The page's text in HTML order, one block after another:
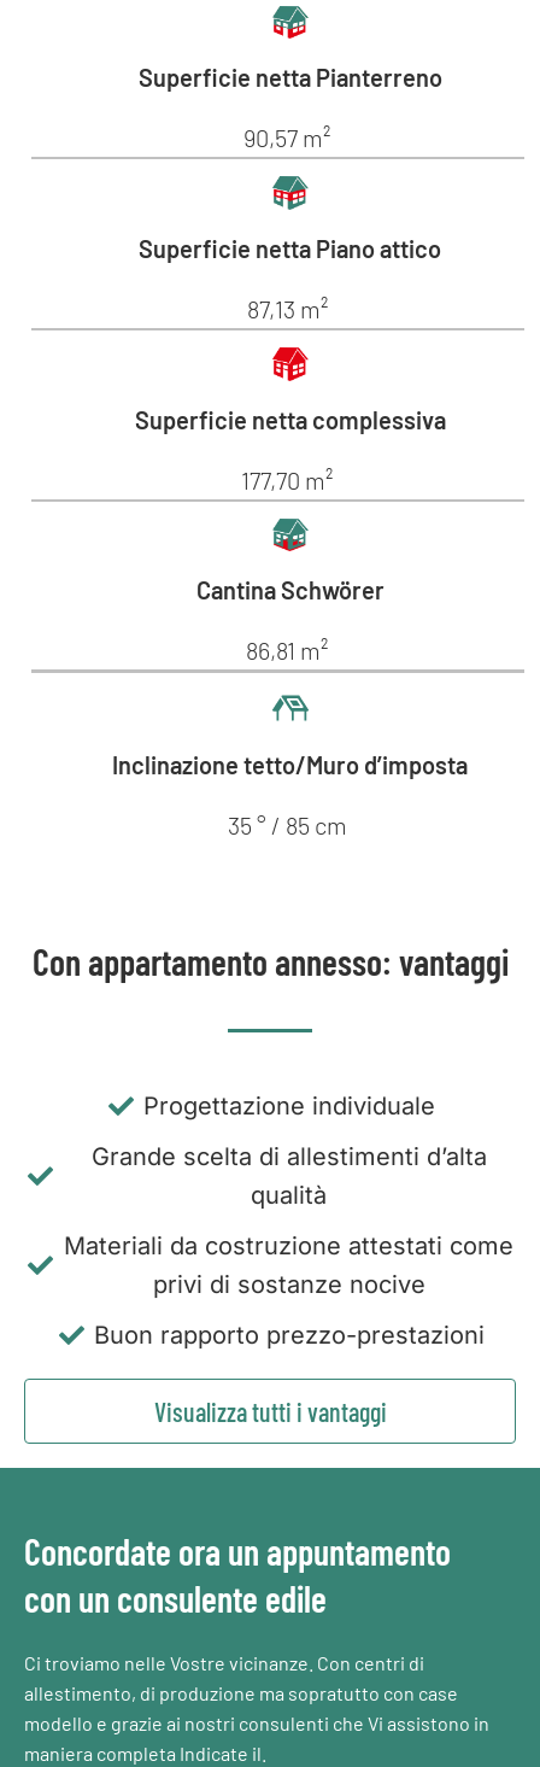
Superficie netta Pianterreno
90,57 m²
Superficie netta Piano attico
87,13 m²
Superficie netta complessiva
177,70 m²
Cantina Schwörer
86,81 m²
Inclinazione tetto/Muro d’imposta
35 ° / 85 cm
Con appartamento annesso: vantaggi
Progettazione individuale
Grande scelta di allestimenti d’alta
qualità
Materiali da costruzione attestati come
privi di sostanze nocive
Buon rapporto prezzo-prestazioni
Visualizza tutti i vantaggi
Concordate ora un appuntamento
con un consulente edile
Ci troviamo nelle Vostre vicinanze. Con centri di
allestimento, di produzione ma sopratutto con case
modello e grazie ai nostri consulenti che Vi assistono in
maniera completa Indicate il.